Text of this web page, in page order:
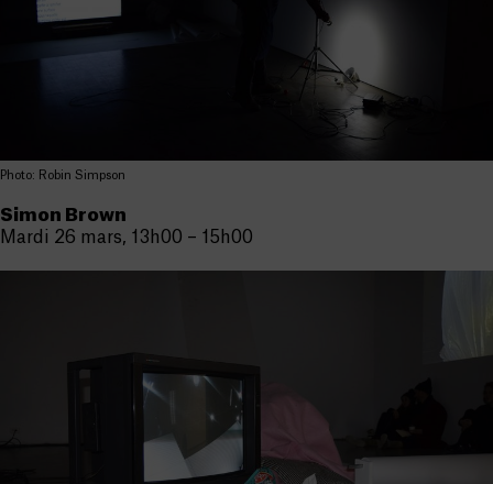
Photo: Robin Simpson
Simon Brown
Mardi 26 mars, 13h00 – 15h00